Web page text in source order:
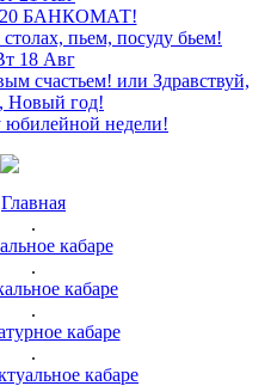
БАНКОМАТ!
пьем, посуду бьем!
18 Авг
счастьем! или Здравствуй,
Новый год!
юбилейной недели!
Главная
.
кабаре
.
кабаре
.
кабаре
.
кабаре